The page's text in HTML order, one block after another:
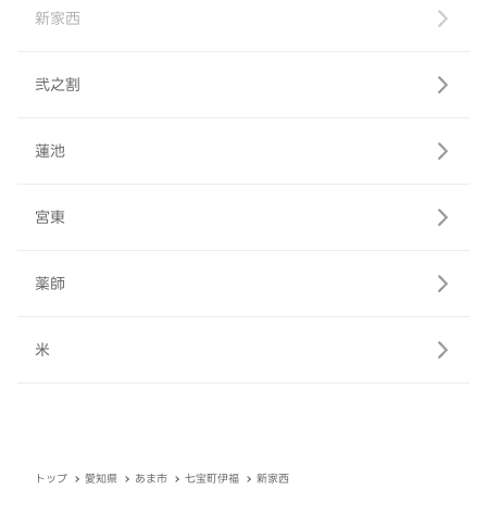
新家西
弐之割
蓮池
宮東
薬師
米
トップ 愛知県 あま市 七宝町伊福 新家西